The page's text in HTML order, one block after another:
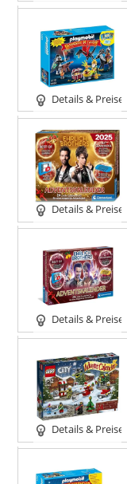
Details & Preise
Details & Preise
Details & Preise
Details & Preise